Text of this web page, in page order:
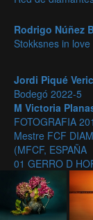
Rodrigo Núñez
Stokksnes in love
Jordi Piqué
Bodegó 2022-5
M Victoria
FOTOGRAFIA
Mestre FCF
(MFCF, ESPAÑA
01 GERRO D